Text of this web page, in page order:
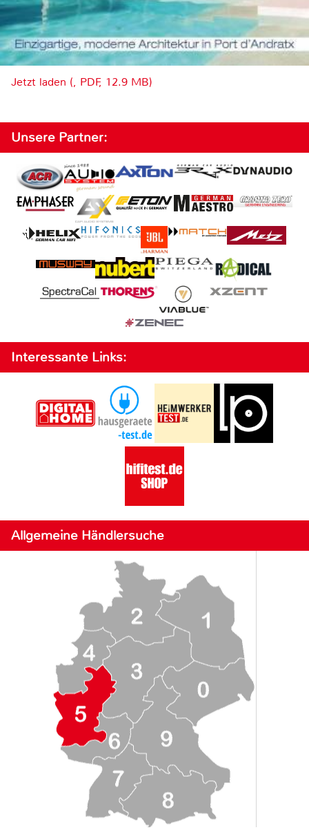
Jetzt laden (, PDF, 12.9 MB)
Unsere Partner:
Interessante Links:
Allgemeine Händlersuche